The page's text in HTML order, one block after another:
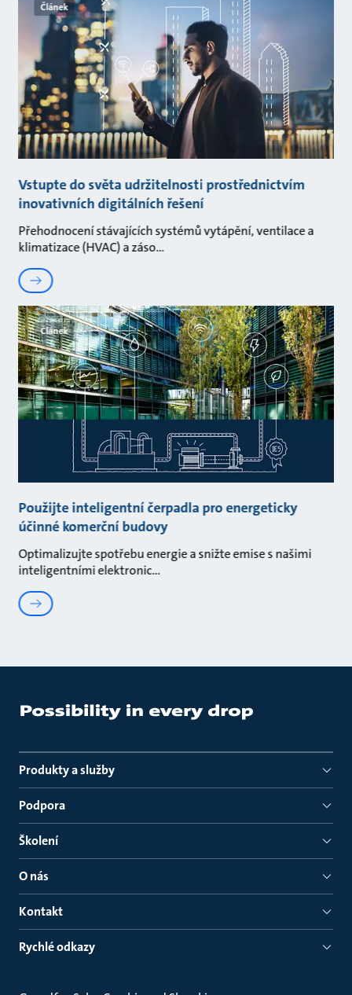
Článek
Vstupte do světa udržitelnosti prostřednictvím
inovativních digitálních řešení
Přehodnocení stávajících systémů vytápění, ventilace a
klimatizace (HVAC) a záso
Článek
Použijte inteligentní čerpadla pro energeticky
účinné komerční budovy
Optimalizujte spotřebu energie a snižte emise s našimi
inteligentními elektronic
Produkty a služby
Podpora
Školení
O nás
Kontakt
Rychlé odkazy